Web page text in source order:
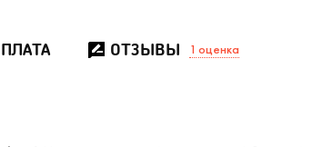
ОТЗЫВЫ 1 оценка